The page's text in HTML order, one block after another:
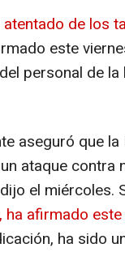
atentado de los
este
personal de
aseguró que
ataque
el miércoles.
ha afirmado
ha sido